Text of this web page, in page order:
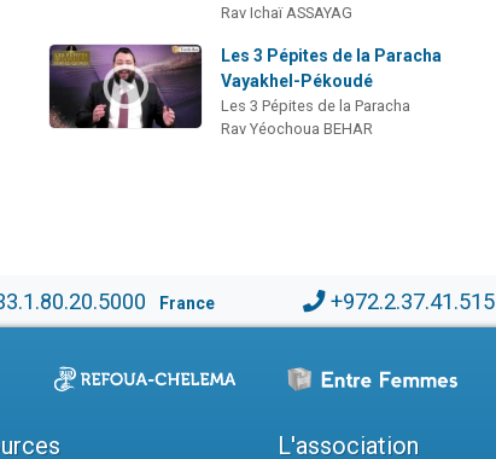
Rav Ichaï ASSAYAG
Les 3 Pépites de la Paracha
Vayakhel-Pékoudé
Les 3 Pépites de la Paracha
Rav Yéochoua BEHAR
France +972.2.37.41.515
L'association